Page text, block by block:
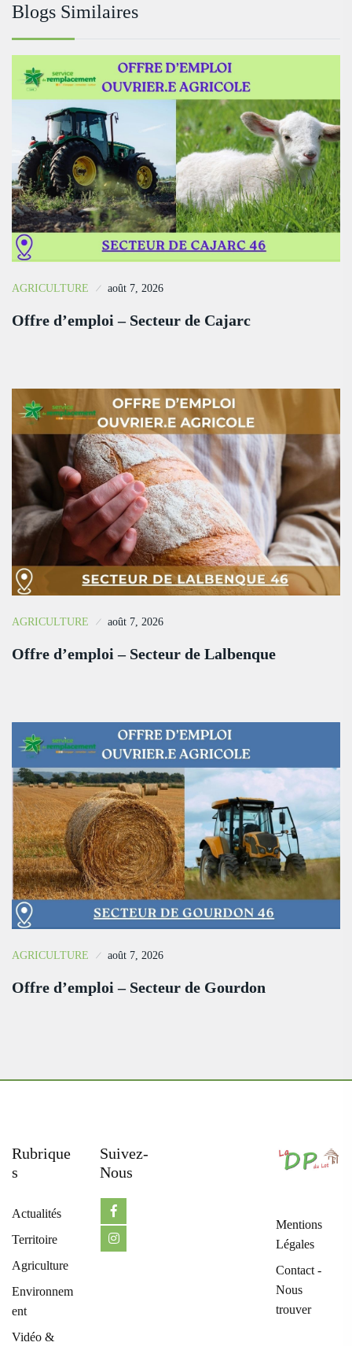
Blogs Similaires
AGRICULTURE août 7, 2026
Offre d’emploi – Secteur de Cajarc
AGRICULTURE août 7, 2026
Offre d’emploi – Secteur de Lalbenque
AGRICULTURE août 7, 2026
Offre d’emploi – Secteur de Gourdon
Rubrique
S
Actualités
Territoire
Agriculture
Environnem
ent
Vidéo &
Suivez-
Nous
Mentions
Légales
Contact -
Nous
trouver